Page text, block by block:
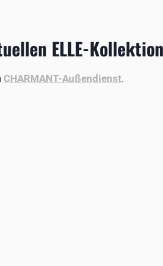
ELLE-
CHARMANT-Außendienst.